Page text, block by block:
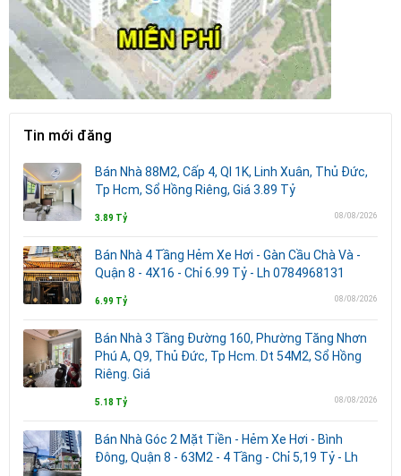
Tin mới đăng
Bán Nhà 88M2, Cấp 4, Ql 1K, Linh Xuân, Thủ Đức,
Tp Hcm, Sổ Hồng Riêng, Giá 3.89 Tỷ
3.89 Tỷ 08/08/2026
Bán Nhà 4 Tầng Hẻm Xe Hơi - Gàn Cầu Chà Và -
Quận 8 - 4X16 - Chỉ 6.99 Tỷ - Lh 0784968131
6.99 Tỷ 08/08/2026
Bán Nhà 3 Tầng Đường 160, Phường Tăng Nhơn
Phú A, Q9, Thủ Đức, Tp Hcm. Dt 54M2, Sổ Hồng
Riêng. Giá
5.18 Tỷ 08/08/2026
Bán Nhà Góc 2 Mặt Tiền - Hẻm Xe Hơi - Bình
Đông, Quận 8 - 63M2 - 4 Tầng - Chỉ 5,19 Tỷ - Lh